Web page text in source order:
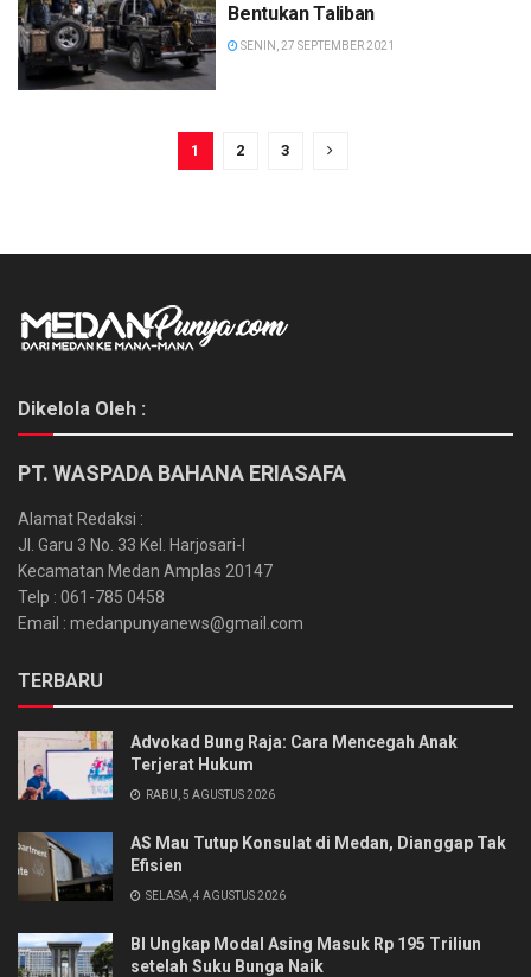
Bentukan Taliban
SENIN, 27 SEPTEMBER 2021
1 2 3
Dikelola Oleh :
PT. WASPADA BAHANA ERIASAFA
Alamat Redaksi :
Jl. Garu 3 No. 33 Kel. Harjosari-I
Kecamatan Medan Amplas 20147
Telp : 061-785 0458
Email : medanpunyanews@gmail.com
TERBARU
Advokad Bung Raja: Cara Mencegah Anak
Terjerat Hukum
RABU, 5 AGUSTUS 2026
AS Mau Tutup Konsulat di Medan, Dianggap Tak
Efisien
SELASA, 4 AGUSTUS 2026
BI Ungkap Modal Asing Masuk Rp 195 Triliun
setelah Suku Bunga Naik